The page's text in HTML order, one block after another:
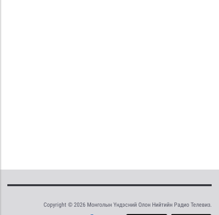
Copyright © 2026 Монголын Үндэсний Олон Нийтийн Радио Телевиз.